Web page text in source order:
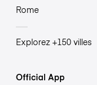
Rome
Explorez +150 villes
Official App